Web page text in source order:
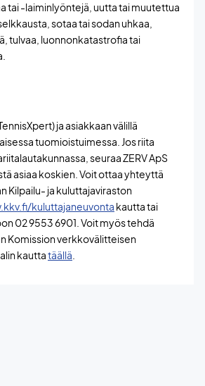
tai -laiminlyöntejä, uutta tai muutettua
sotaa tai sodan uhkaa,
tulvaa, luonnonkatastrofia tai
ja asiakkaan välillä
tuomioistuimessa. Jos riita
seuraa ZERV ApS
asiaa koskien. Voit ottaa yhteyttä
Kilpailu- ja kuluttajaviraston
kuluttajaneuvonta kautta tai
02 9553 6901. Voit myös tehdä
Komission verkkovälitteisen
kauttatäällä